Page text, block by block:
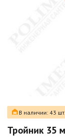
В наличии: 43 шт.
Тройник 35